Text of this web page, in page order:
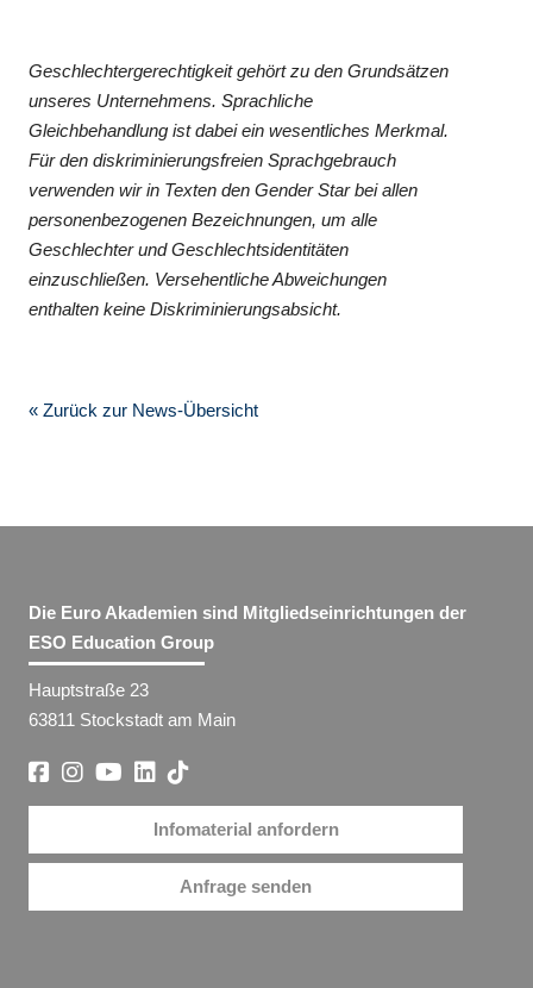
Geschlechtergerechtigkeit gehört zu den Grundsätzen
unseres Unternehmens. Sprachliche
Gleichbehandlung ist dabei ein wesentliches Merkmal.
Für den diskriminierungsfreien Sprachgebrauch
verwenden wir in Texten den Gender Star bei allen
personenbezogenen Bezeichnungen, um alle
Geschlechter und Geschlechtsidentitäten
einzuschließen. Versehentliche Abweichungen
enthalten keine Diskriminierungsabsicht.
« Zurück zur News-Übersicht
Die Euro Akademien sind Mitgliedseinrichtungen der
ESO Education Group
Hauptstraße 23
63811 Stockstadt am Main
Infomaterial anfordern
Anfrage senden